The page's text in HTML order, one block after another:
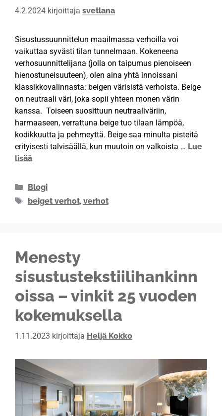
4.2.2024 kirjoittaja svetlana
Sisustussuunnittelun maailmassa verhoilla voi
vaikuttaa syvästi tilan tunnelmaan. Kokeneena
verhosuunnittelijana (jolla on taipumus pienoiseen
hienostuneisuuteen), olen aina yhtä innoissani
klassikkovalinnasta: beigen värisistä verhoista. Beige
on neutraali väri, joka sopii yhteen monen värin
kanssa. Toiseen suosittuun neutraaliväriin,
harmaaseen, verrattuna beige tuo tilaan lämpöä,
kodikkuutta ja pehmeyttä. Beige saa minulta pisteitä
erityisesti talvisäällä, kun muutoin on valkoista … Lue
lisää
Blogi
beiget verhot, verhot
Menesty
sisustustekstiilihankinn
oissa – vinkit 25 vuoden
kokemuksella
1.11.2023 kirjoittaja Heljä Kokko